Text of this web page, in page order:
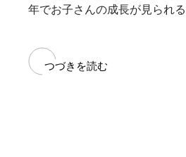
年でお子さんの成長が見られ
つづきを読む